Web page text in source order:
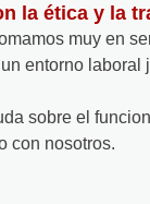
la ética y la
muy en
entorno
sobre el
con nosotros.